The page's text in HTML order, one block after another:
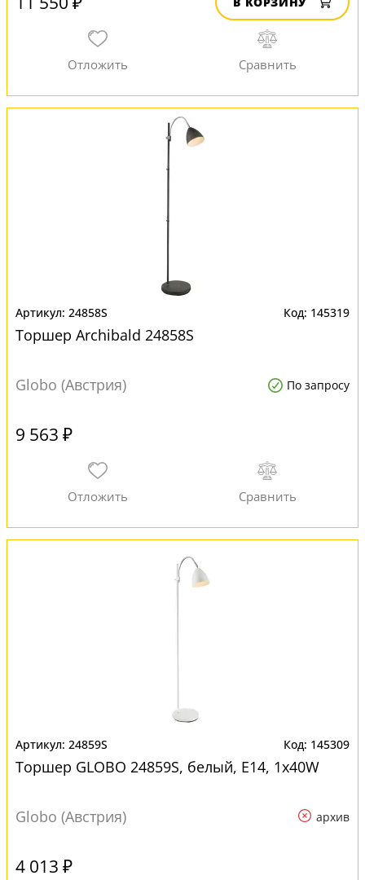
24858S 145319
Торшер Archibald 24858S
Globo (Австрия) По запросу
9 563 ₽
24859S 145309
Торшер GLOBO 24859S, белый, E14, 1x40W
Globo (Австрия) архив
4 013 ₽